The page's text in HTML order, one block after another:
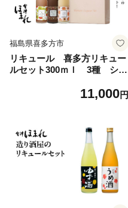
福島県喜多方市
リキュール 喜多方リキュー
ルセット300ｍｌ 3種 ショ
１本（計３本） 飲み比べ
11,000円